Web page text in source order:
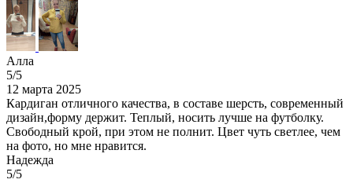
Алла
5/5
12 марта 2025
Кардиган отличного качества, в составе шерсть, современный
дизайн,форму держит. Теплый, носить лучше на футболку.
Свободный крой, при этом не полнит. Цвет чуть светлее, чем
на фото, но мне нравится.
Надежда
5/5